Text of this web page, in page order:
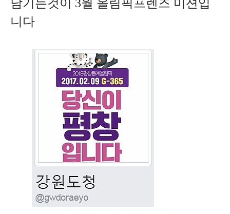
남기는것이 3월 올림픽프렌즈 미션입
니다